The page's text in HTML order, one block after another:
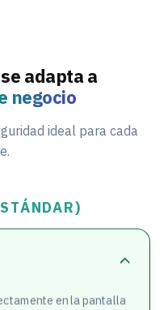
adapta a
negocio
ideal para cada
en la pantalla